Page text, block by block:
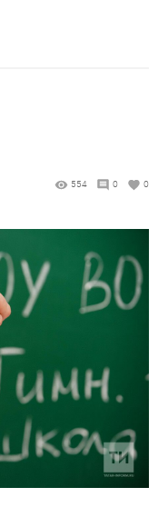
554 0 0